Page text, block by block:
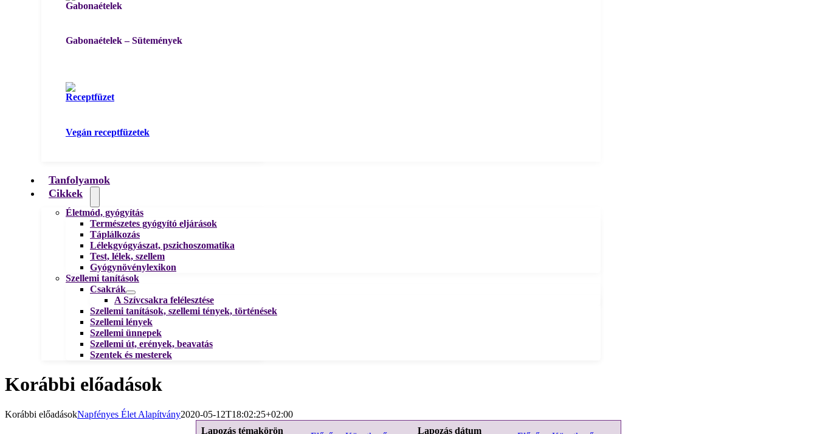
Gabonaételek – Sütemények
Vegán receptfüzetek
Tanfolyamok
Cikkek
Életmód, gyógyítás
Természetes gyógyító eljárások
Táplálkozás
Lélekgyógyászat, pszichoszomatika
Test, lélek, szellem
Gyógynövénylexikon
Szellemi tanítások
Csakrák
A Szívcsakra felélesztése
Szellemi tanítások, szellemi tények, történések
Szellemi lények
Szellemi ünnepek
Szellemi út, erények, beavatás
Szentek és mesterek
Korábbi előadások
Korábbi előadásokNapfényes Élet Alapítvány2020-05-12T18:02:25+02:00
Lapozás témakörön
Lapozás dátum